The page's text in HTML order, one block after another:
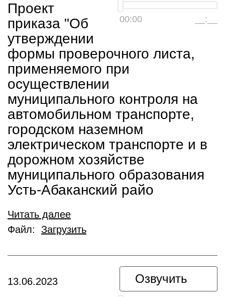
00:00 __:__
Проект
приказа "Об
утверждении
формы проверочного листа,
применяемого при
осуществлении
муниципального контроля на
автомобильном транспорте,
городском наземном
электрическом транспорте и в
дорожном хозяйстве
муниципального образования
Усть-Абаканский райо
Читать далее
Файл: Загрузить
Озвучить
13.06.2023